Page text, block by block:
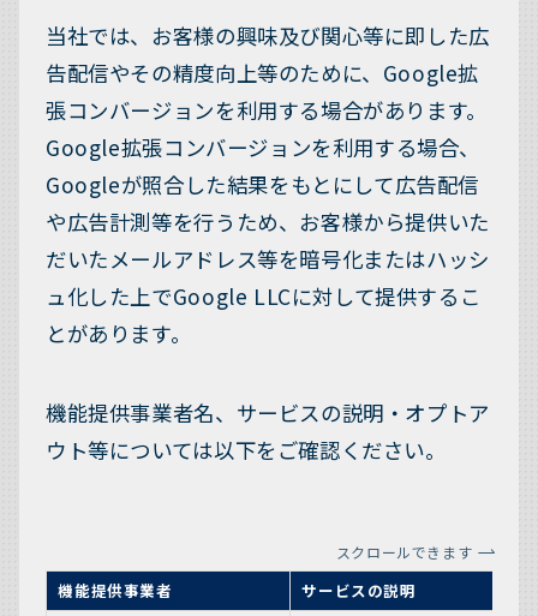
当社では、お客様の興味及び関心等に即した広
告配信やその精度向上等のために、Google拡
張コンバージョンを利用する場合があります。
Google拡張コンバージョンを利用する場合、
Googleが照合した結果をもとにして広告配信
や広告計測等を行うため、お客様から提供いた
だいたメールアドレス等を暗号化またはハッシ
ュ化した上でGoogle LLCに対して提供するこ
とがあります。
機能提供事業者名、サービスの説明・オプトア
ウト等については以下をご確認ください。
スクロールできます
機能提供事業者
サービスの説明